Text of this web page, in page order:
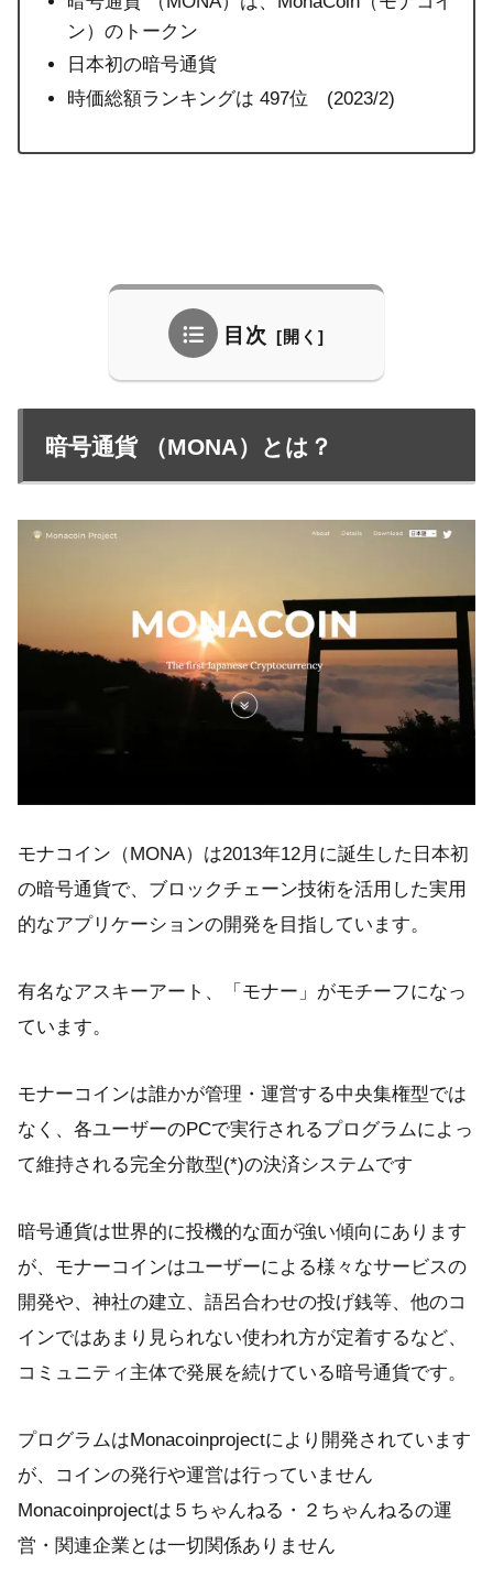
ン）のトークン
日本初の暗号通貨
時価総額ランキングは 497位 (2023/2)
目次
暗号通貨 （MONA）とは？
モナコイン（MONA）は2013年12月に誕生した日本初
の暗号通貨で、ブロックチェーン技術を活用した実用
的なアプリケーションの開発を目指しています。
有名なアスキーアート、「モナー」がモチーフになっ
ています。
モナーコインは誰かが管理・運営する中央集権型では
なく、各ユーザーのPCで実行されるプログラムによっ
て維持される完全分散型(*)の決済システムです
暗号通貨は世界的に投機的な面が強い傾向にあります
が、モナーコインはユーザーによる様々なサービスの
開発や、神社の建立、語呂合わせの投げ銭等、他のコ
インではあまり見られない使われ方が定着するなど、
コミュニティ主体で発展を続けている暗号通貨です。
プログラムはMonacoinprojectにより開発されています
が、コインの発行や運営は行っていません
Monacoinprojectは５ちゃんねる・２ちゃんねるの運
営・関連企業とは一切関係ありません